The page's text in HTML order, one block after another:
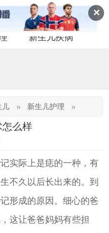
✕
新生儿疾病
儿 » 新生儿护理 »
么样
际上是痣的一种，有
不久以后长出来的。到
形成的原因。细心的爸
这让爸爸妈妈有些担